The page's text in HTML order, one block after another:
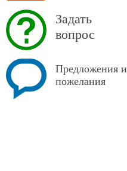
Задать
вопрос
Предложения и
пожелания